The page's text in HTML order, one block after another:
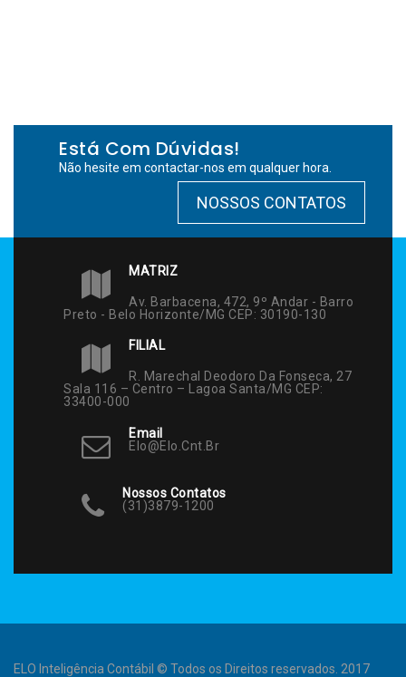
Está Com Dúvidas!
Não hesite em contactar-nos em qualquer hora.
NOSSOS CONTATOS
MATRIZ
Av. Barbacena, 472, 9º Andar - Barro
Preto - Belo Horizonte/MG CEP: 30190-130
FILIAL
R. Marechal Deodoro Da Fonseca, 27
Sala 116 – Centro – Lagoa Santa/MG CEP:
33400-000
Email
Elo@elo.cnt.br
Nossos Contatos
(31)3879-1200
ELO Inteligência Contábil © Todos os Direitos reservados. 2017